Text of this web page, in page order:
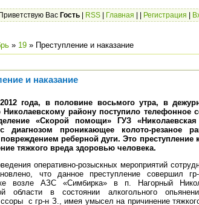
Приветствую Вас Гость RSS Главная Регистрация
» 19 » Преступление и наказание
и наказание
года, в половине восьмого утра, в
Николаевскому району поступило телефонное
«Скорой помощи» ГУЗ
диагнозом проникающее колото-резаное
реберной дуги. Это преступление
тяжкого вреда здоровью человека.
оперативно-розыскных мероприятий
что данное преступление совершил
возле АЗС «Симбирка» в п. Нагорный
области в состоянии алкогольного
с гр-н З., имея умысел на причинение